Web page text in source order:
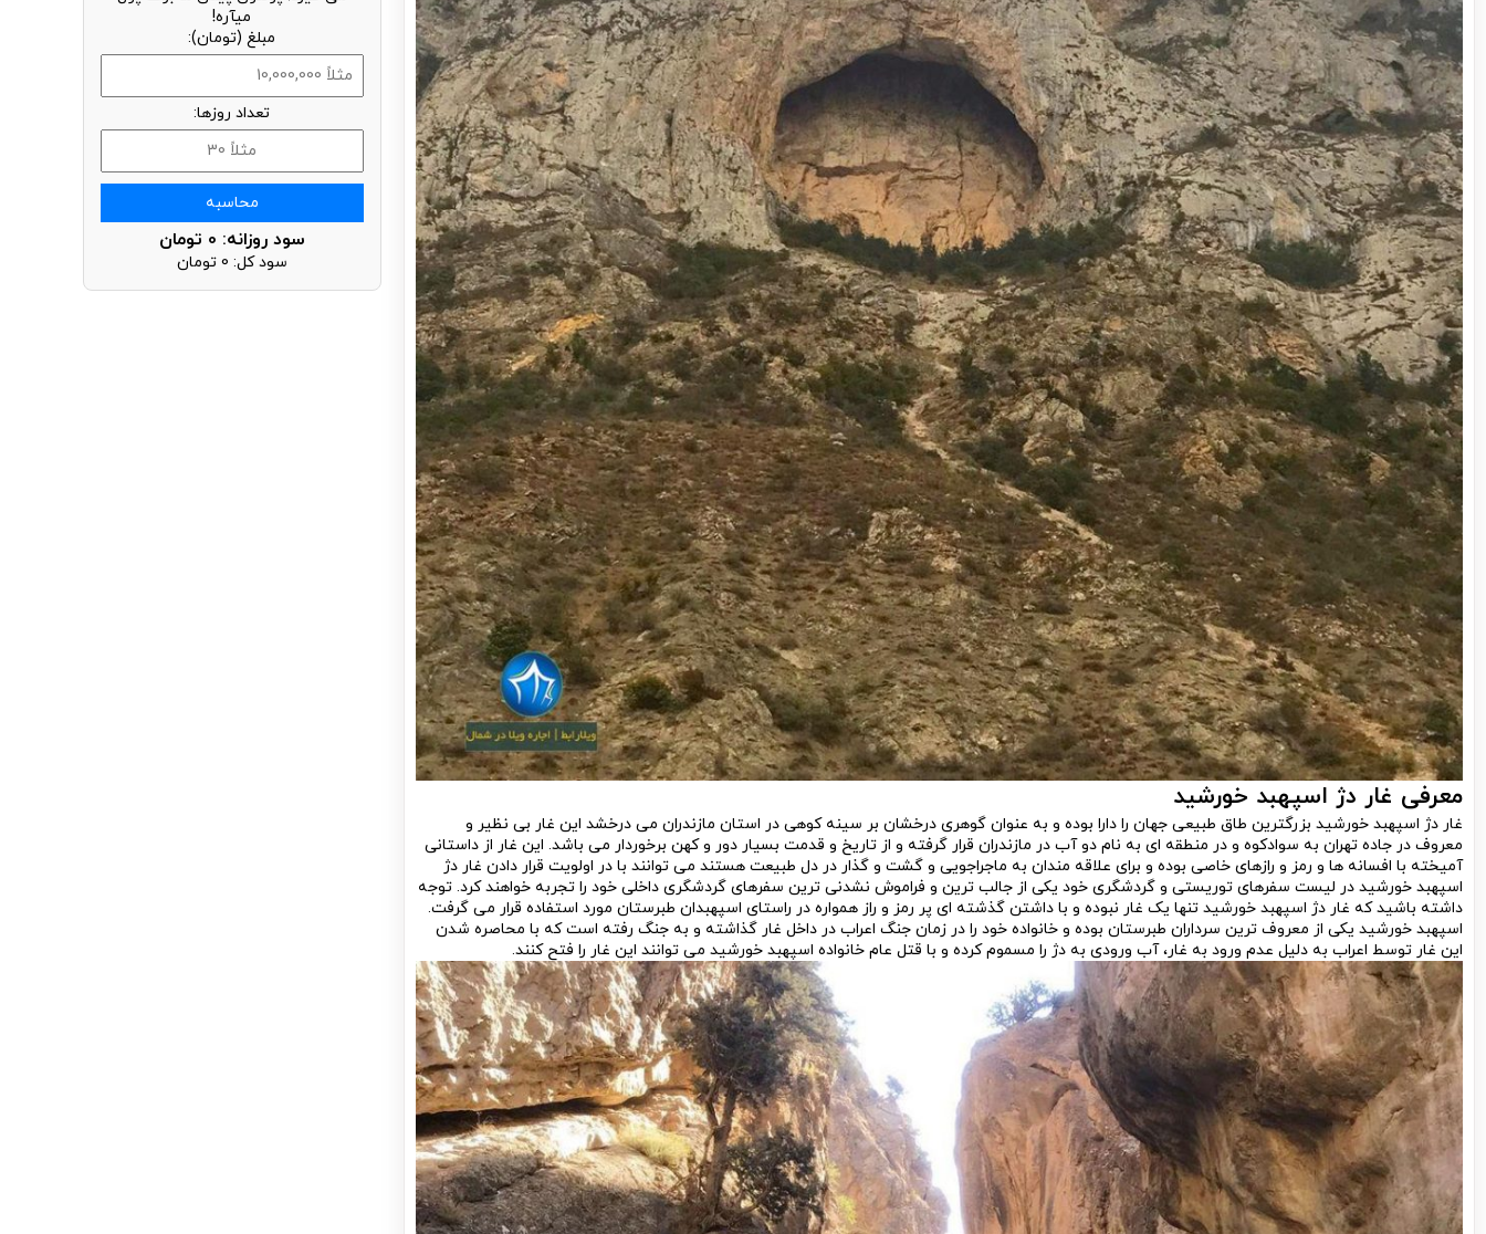
معرفی غار دژ اسپهبد خورشید
غار دژ اسپهبد خورشید بزرگترین طاق طبیعی جهان را دارا بوده و به عنوان گوهری درخشان بر سینه کوهی در استان مازندران می درخشد این غار بی نظیر و
معروف در جاده تهران به سوادکوه و در منطقه ای به نام دو آب در مازندران قرار گرفته و از تاریخ و قدمت بسیار دور و کهن برخوردار می باشد. این غار از داستانی
آمیخته با افسانه ها و رمز و رازهای خاصی بوده و برای علاقه مندان به ماجراجویی و گشت و گذار در دل طبیعت هستند می توانند با در اولویت قرار دادن غار دژ
اسپهبد خورشید در لیست سفرهای توریستی و گردشگری خود یکی از جالب ترین و فراموش نشدنی ترین سفرهای گردشگری داخلی خود را تجربه خواهند کرد. توجه
داشته باشید که غار دژ اسپهبد خورشید تنها یک غار نبوده و با داشتن گذشته ای پر رمز و راز همواره در راستای اسپهبدان طبرستان مورد استفاده قرار می گرفت.
اسپهبد خورشید یکی از معروف ترین سرداران طبرستان بوده و خانواده خود را در زمان جنگ اعراب در داخل غار گذاشته و به جنگ رفته است که با محاصره شدن
این غار توسط اعراب به دلیل عدم ورود به غار، آب ورودی به دژ را مسموم کرده و با قتل عام خانواده اسپهبد خورشید می توانند این غار را فتح کنند.
میآره!
مبلغ (تومان):
تعداد روزها:
محاسبه
سود روزانه: 0 تومان
سود کل: 0 تومان